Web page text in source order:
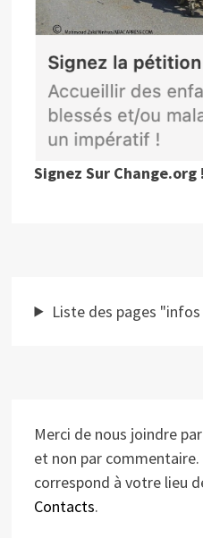
Signez Sur Change.org !
Liste des pages
Merci de nous joindre
et non par
correspond à votre lieu
Contacts.